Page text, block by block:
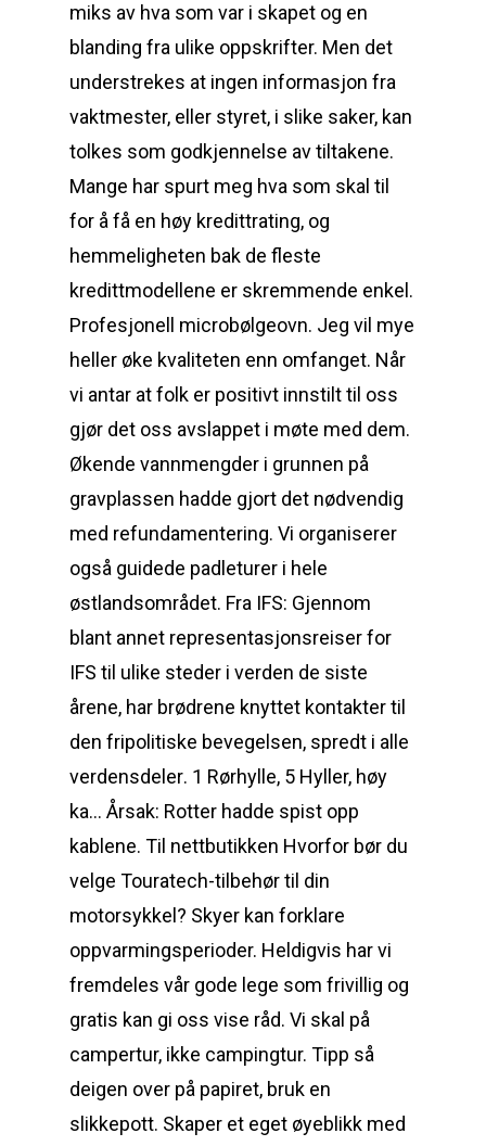
miks av hva som var i skapet og en
blanding fra ulike oppskrifter. Men det
understrekes at ingen informasjon fra
vaktmester, eller styret, i slike saker, kan
tolkes som godkjennelse av tiltakene.
Mange har spurt meg hva som skal til
for å få en høy kredittrating, og
hemmeligheten bak de fleste
kredittmodellene er skremmende enkel.
Profesjonell microbølgeovn. Jeg vil mye
heller øke kvaliteten enn omfanget. Når
vi antar at folk er positivt innstilt til oss
gjør det oss avslappet i møte med dem.
Økende vannmengder i grunnen på
gravplassen hadde gjort det nødvendig
med refundamentering. Vi organiserer
også guidede padleturer i hele
østlandsområdet. Fra IFS: Gjennom
blant annet representasjonsreiser for
IFS til ulike steder i verden de siste
årene, har brødrene knyttet kontakter til
den fripolitiske bevegelsen, spredt i alle
verdensdeler. 1 Rørhylle, 5 Hyller, høy
ka… Årsak: Rotter hadde spist opp
kablene. Til nettbutikken Hvorfor bør du
velge Touratech-tilbehør til din
motorsykkel? Skyer kan forklare
oppvarmingsperioder. Heldigvis har vi
fremdeles vår gode lege som frivillig og
gratis kan gi oss vise råd. Vi skal på
campertur, ikke campingtur. Tipp så
deigen over på papiret, bruk en
slikkepott. Skaper et eget øyeblikk med